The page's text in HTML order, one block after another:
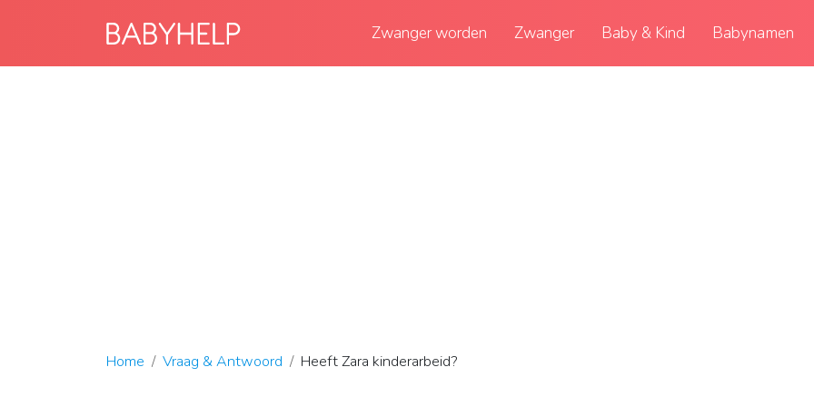
Zwanger worden Zwanger Baby & Kind Babynamen
Home Vraag & Antwoord Heeft Zara kinderarbeid?